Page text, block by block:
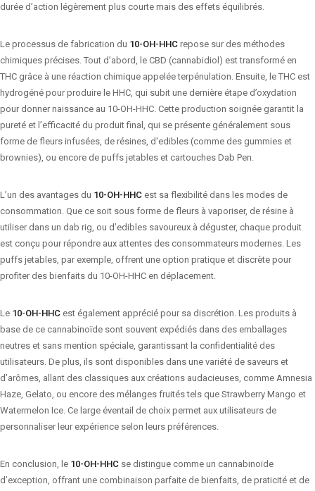
durée d’action légèrement plus courte mais des effets équilibrés.
Le processus de fabrication du 10-OH-HHC repose sur des méthodes
chimiques précises. Tout d’abord, le CBD (cannabidiol) est transformé en
THC grâce à une réaction chimique appelée terpénulation. Ensuite, le THC est
hydrogéné pour produire le HHC, qui subit une dernière étape d’oxydation
pour donner naissance au 10-OH-HHC. Cette production soignée garantit la
pureté et l’efficacité du produit final, qui se présente généralement sous
forme de fleurs infusées, de résines, d'edibles (comme des gummies et
brownies), ou encore de puffs jetables et cartouches Dab Pen.
L’un des avantages du 10-OH-HHC est sa flexibilité dans les modes de
consommation. Que ce soit sous forme de fleurs à vaporiser, de résine à
utiliser dans un dab rig, ou d’edibles savoureux à déguster, chaque produit
est conçu pour répondre aux attentes des consommateurs modernes. Les
puffs jetables, par exemple, offrent une option pratique et discrète pour
profiter des bienfaits du 10-OH-HHC en déplacement.
Le 10-OH-HHC est également apprécié pour sa discrétion. Les produits à
base de ce cannabinoïde sont souvent expédiés dans des emballages
neutres et sans mention spéciale, garantissant la confidentialité des
utilisateurs. De plus, ils sont disponibles dans une variété de saveurs et
d’arômes, allant des classiques aux créations audacieuses, comme Amnesia
Haze, Gelato, ou encore des mélanges fruités tels que Strawberry Mango et
Watermelon Ice. Ce large éventail de choix permet aux utilisateurs de
personnaliser leur expérience selon leurs préférences.
En conclusion, le 10-OH-HHC se distingue comme un cannabinoïde
d’exception, offrant une combinaison parfaite de bienfaits, de praticité et de